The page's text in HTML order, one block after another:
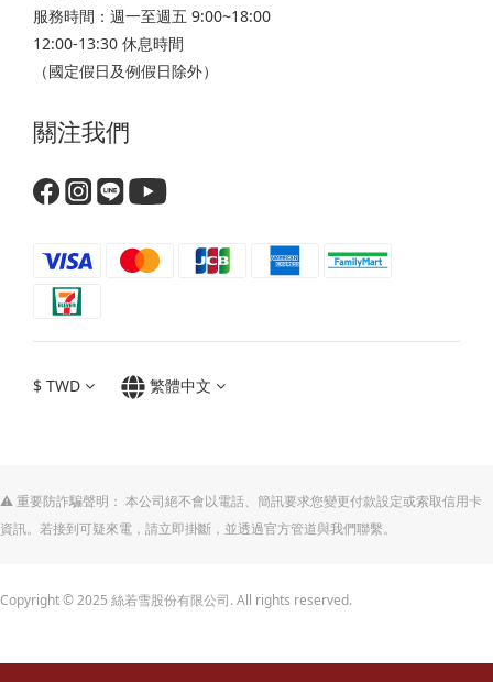
服務時間：週一至週五 9:00~18:00
12:00-13:30 休息時間
（國定假日及例假日除外）
關注我們
$ TWD 繁體中文
⚠️ 重要防詐騙聲明： 本公司絕不會以電話、簡訊要求您變更付款設定或索取信用卡
資訊。若接到可疑來電，請立即掛斷，並透過官方管道與我們聯繫。
Copyright © 2025 絲若雪股份有限公司. All rights reserved.